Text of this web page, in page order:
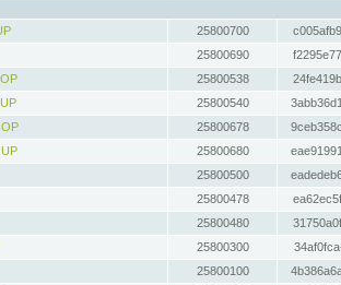
25800700
25800690
25800538
25800540
25800678
25800680
25800500
25800478
25800480
25800300
25800100